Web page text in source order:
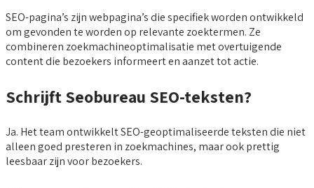
SEO-pagina’s zijn webpagina’s die specifiek worden ontwikkeld
om gevonden te worden op relevante zoektermen. Ze
combineren zoekmachineoptimalisatie met overtuigende
content die bezoekers informeert en aanzet tot actie.
Schrijft Seobureau SEO-teksten?
Ja. Het team ontwikkelt SEO-geoptimaliseerde teksten die niet
alleen goed presteren in zoekmachines, maar ook prettig
leesbaar zijn voor bezoekers.